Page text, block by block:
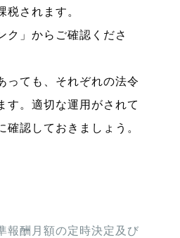
税されます。
ク」からご確認くださ
っても、それぞれの法令
す。適切な運用がされて
確認しておきましょう。
報酬月額の定時決定及び